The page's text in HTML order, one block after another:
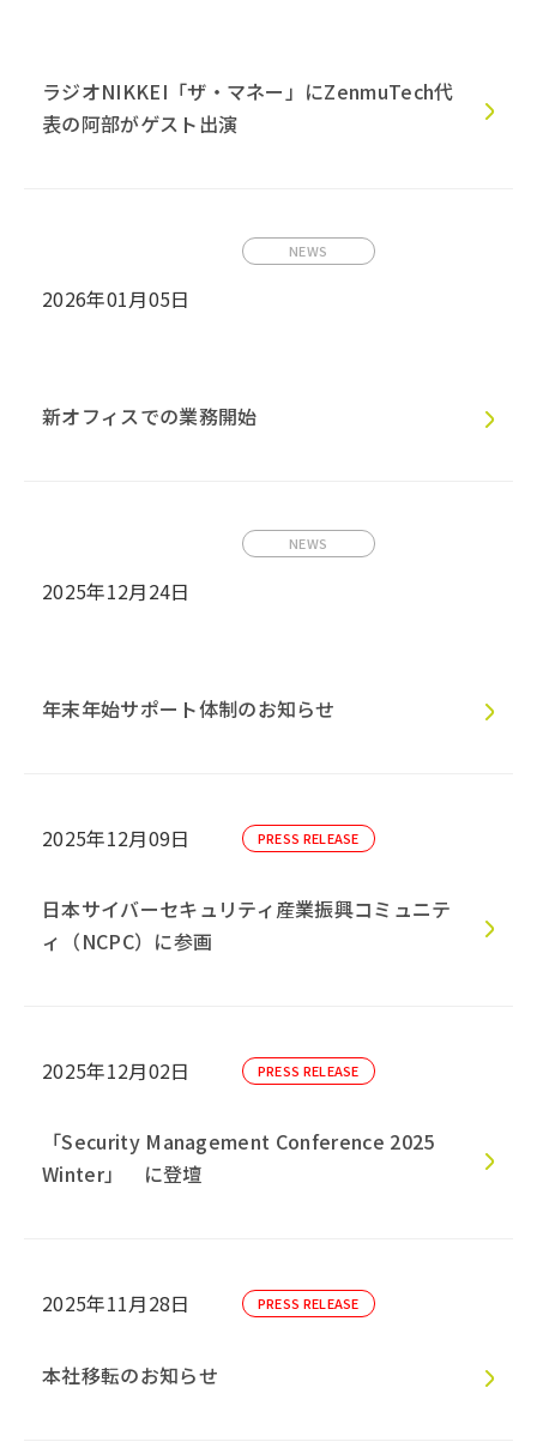
ラジオNIKKEI「ザ・マネー」にZenmuTech代
表の阿部がゲスト出演
2026年01月05日
NEWS
新オフィスでの業務開始
2025年12月24日
NEWS
年末年始サポート体制のお知らせ
2025年12月09日 PRESS RELEASE
日本サイバーセキュリティ産業振興コミュニテ
ィ（NCPC）に参画
2025年12月02日 PRESS RELEASE
「Security Management Conference 2025
Winter」 に登壇
2025年11月28日 PRESS RELEASE
本社移転のお知らせ